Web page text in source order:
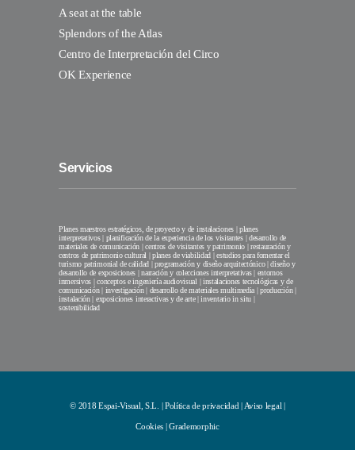
A seat at the table
Splendors of the Atlas
Centro de Interpretación del Circo
OK Experience
Servicios
Planes maestros estratégicos, de proyecto y de instalaciones | planes
interpretativos | planificación de la experiencia de los visitantes | desarrollo de
materiales de comunicación | centros de visitantes y patrimonio | restauración y
centros de patrimonio cultural | planes de viabilidad | estudios para fomentar el
turismo patrimonial de calidad | programación y diseño arquitectónico | diseño y
desarrollo de exposiciones | narración y colecciones interpretativas | entornos
inmersivos | conceptos e ingeniería audiovisual | instalaciones tecnológicas y de
comunicación | investigación | desarrollo de materiales multimedia | producción |
instalación | exposiciones interactivas y de arte | inventario in situ |
sostenibilidad
© 2018 Espai-Visual, S.L. |Política de privacidad | Aviso legal |
Cookies |Grademorphic